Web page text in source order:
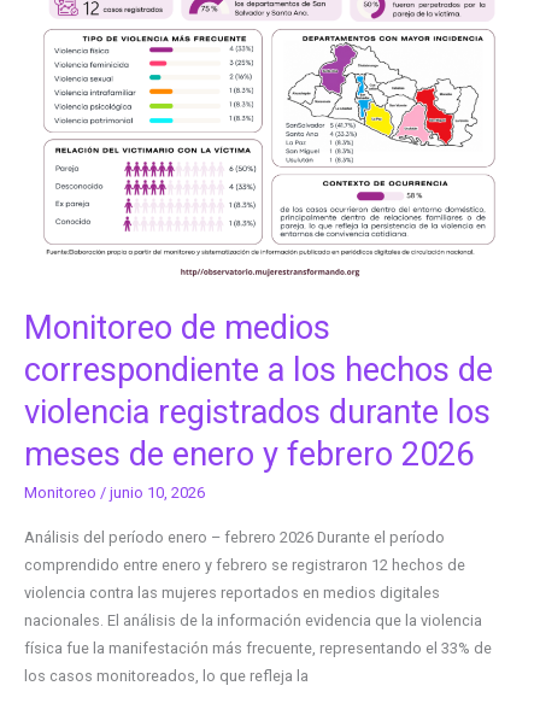
Monitoreo de medios
correspondiente a los hechos de
violencia registrados durante los
meses de enero y febrero 2026
Monitoreo / junio 10, 2026
Análisis del período enero – febrero 2026 Durante el período
comprendido entre enero y febrero se registraron 12 hechos de
violencia contra las mujeres reportados en medios digitales
nacionales. El análisis de la información evidencia que la violencia
física fue la manifestación más frecuente, representando el 33% de
los casos monitoreados, lo que refleja la
correspondiente
hechos
violencia
registrados
durante
meses
enero
y
febrero
2026